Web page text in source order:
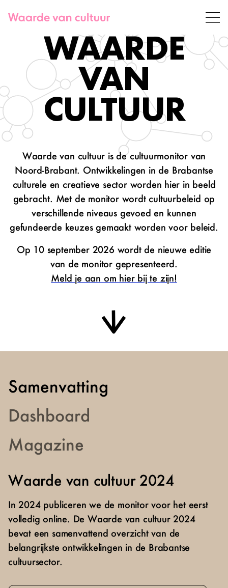
Home van Waarde van Cultuur
Waarde van Cultuur
WAARDE
VAN
CULTUUR
Waarde van cultuur is de cultuurmonitor van
Noord-Brabant. Ontwikkelingen in de Brabantse
culturele en creatieve sector worden hier in beeld
gebracht. Met de monitor wordt cultuurbeleid op
verschillende niveaus gevoed en kunnen
gefundeerde keuzes gemaakt worden voor beleid.
Op 10 september 2026 wordt de nieuwe editie
van de monitor gepresenteerd.
Meld je aan om hier bij te zijn!
Scroll naar primaire inhoud
Samenvatting
Dashboard
Magazine
Waarde van cultuur 2024
In 2024 publiceren we de monitor voor het eerst
volledig online. De Waarde van cultuur 2024
bevat een samenvattend overzicht van de
belangrijkste ontwikkelingen in de Brabantse
cultuursector.